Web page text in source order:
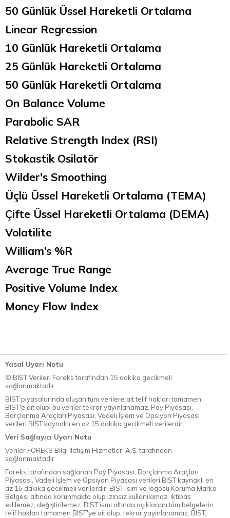
50 Günlük Üssel Hareketli Ortalama
Linear Regression
10 Günlük Hareketli Ortalama
25 Günlük Hareketli Ortalama
50 Günlük Hareketli Ortalama
On Balance Volume
Parabolic SAR
Relative Strength Index (RSI)
Stokastik Osilatör
Wilder's Smoothing
Üçlü Üssel Hareketli Ortalama (TEMA)
Çifte Üssel Hareketli Ortalama (DEMA)
Volatilite
William’s %R
Average True Range
Positive Volume Index
Money Flow Index
Yasal Uyarı Notu
© BİST Verileri Foreks tarafından 15 dakika gecikmeli
sağlanmaktadır.
BIST piyasalarında oluşan tüm verilere ait telif hakları tamamen
BIST'e ait olup, bu veriler tekrar yayınlanamaz. Pay Piyasası,
Borçlanma Araçları Piyasası, Vadeli İşlem ve Opsiyon Piyasası
verileri BIST kaynaklı en az 15 dakika gecikmeli verilerdir.
Veri Sağlayıcı Uyarı Notu
Veriler FOREKS Bilgi İletişim Hizmetleri A.Ş. tarafından
sağlanmaktadır.
Foreks tarafından sağlanan Pay Piyasası, Borçlanma Araçları
Piyasası, Vadeli İşlem ve Opsiyon Piyasası verileri BIST kaynaklı en
az 15 dakika gecikmeli verilerdir. BIST isim ve logosu Koruma Marka
Belgesi altında korunmakta olup izinsiz kullanılamaz, iktibas
edilemez, değiştirilemez. BIST ismi altında açıklanan tüm belgelerin
telif hakları tamamen BIST'ye ait olup, tekrar yayınlanamaz. BIST,